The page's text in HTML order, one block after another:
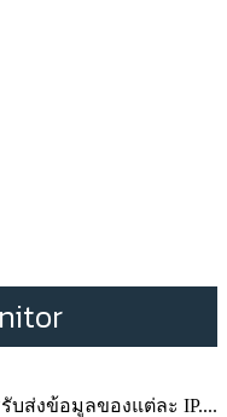
ส่งข้อมูลของแต่ละ IP....